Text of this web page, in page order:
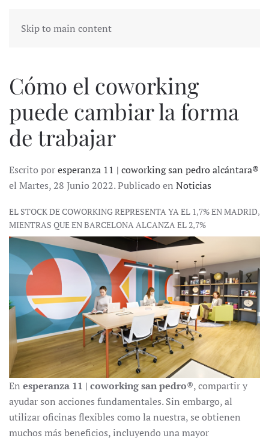
Skip to main content
Cómo el coworking
puede cambiar la forma
de trabajar
Escrito poresperanza 11 | coworking san pedro alcántara®
el Martes, 28 Junio 2022. Publicado en Noticias
EL STOCK DE COWORKING REPRESENTA YA EL 1,7% EN MADRID,
MIENTRAS QUE EN BARCELONA ALCANZA EL 2,7%
En esperanza 11 | coworking san pedro®, compartir y
ayudar son acciones fundamentales. Sin embargo, al
utilizar oficinas flexibles como la nuestra, se obtienen
muchos más beneficios, incluyendo una mayor